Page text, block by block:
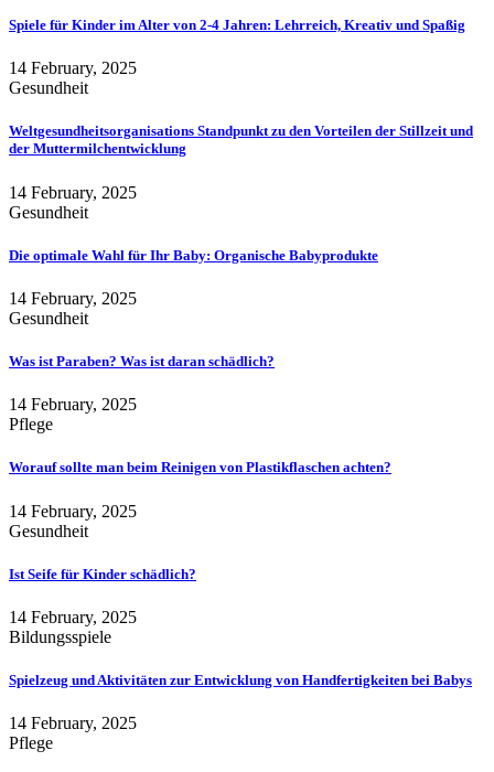
Spiele für Kinder im Alter von 2-4 Jahren: Lehrreich, Kreativ und Spaßig
14 February, 2025
Gesundheit
Weltgesundheitsorganisations Standpunkt zu den Vorteilen der Stillzeit und
der Muttermilchentwicklung
14 February, 2025
Gesundheit
Die optimale Wahl für Ihr Baby: Organische Babyprodukte
14 February, 2025
Gesundheit
Was ist Paraben? Was ist daran schädlich?
14 February, 2025
Pflege
Worauf sollte man beim Reinigen von Plastikflaschen achten?
14 February, 2025
Gesundheit
Ist Seife für Kinder schädlich?
14 February, 2025
Bildungsspiele
Spielzeug und Aktivitäten zur Entwicklung von Handfertigkeiten bei Babys
14 February, 2025
Pflege